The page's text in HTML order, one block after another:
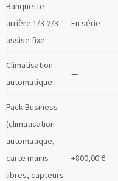
Banquette
arrière 1/3-2/3
assise fixe
En série
Climatisation
automatique
—
Pack Business
(climatisation
automatique,
carte mains-
libres, capteurs
+800,00 €